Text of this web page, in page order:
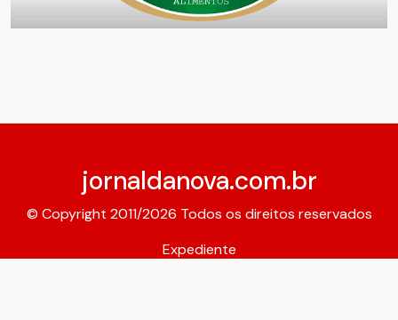
jornaldanova.com.br
© Copyright 2011/2026 Todos os direitos reservados
Expediente